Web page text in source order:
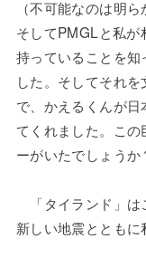
（不可能なのは明
そしてPMGLと私が
持っていることを
した。そしてそれ
で、かえるくんが
てくれました。こ
ーがいたでしょうか
「タイランド」は
新しい地震とともに